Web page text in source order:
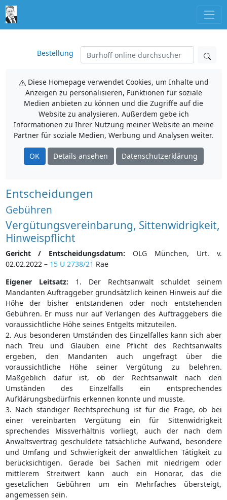
Bestellung
Diese Homepage verwendet Cookies, um Inhalte und
Anzeigen zu personalisieren, Funktionen für soziale
Medien anbieten zu können und die Zugriffe auf die
Website zu analysieren. Außerdem gebe ich
Informationen zu Ihrer Nutzung meiner Website an meine
Partner für soziale Medien, Werbung und Analysen weiter.
OK Details ansehen Datenschutzerklärung
Entscheidungen
Gebühren
Vergütungsvereinbarung, Sittenwidrigkeit,
Hinweispflicht
Gericht / Entscheidungsdatum: OLG München, Urt. v.
02.02.2022 – 15 U 2738/21 Rae
Eigener Leitsatz: 1. Der Rechtsanwalt schuldet seinem
Mandanten Auftraggeber grundsätzlich keinen Hinweis auf die
Höhe der bisher entstandenen oder noch entstehenden
Gebühren. Er muss nur auf Verlangen des Auftraggebers die
voraussichtliche Höhe seines Entgelts mitzuteilen.
2. Aus besonderen Umständen des Einzelfalles kann sich aber
nach Treu und Glauben eine Pflicht des Rechtsanwalts
ergeben, den Mandanten auch ungefragt über die
voraussichtliche Höhe seiner Vergütung zu belehren.
Maßgeblich dafür ist, ob der Rechtsanwalt nach den
Umständen des Einzelfalls ein entsprechendes
Aufklärungsbedürfnis erkennen konnte und musste.
3. Nach ständiger Rechtsprechung ist für die Frage, ob bei
einer vereinbarten Vergütung ein für Sittenwidrigkeit
sprechendes Missverhältnis vorliegt, auch der nach dem
Anwaltsvertrag geschuldete tatsächliche Aufwand, besondere
und Umfang und Schwierigkeit der anwaltlichen Tätigkeit zu
berücksichtigen. Gerade bei Sachen mit niedrigem oder
mittlerem Streitwert kann auch ein Honorar, das die
gesetzlichen Gebühren um ein Mehrfaches übersteigt,
angemessen sein.